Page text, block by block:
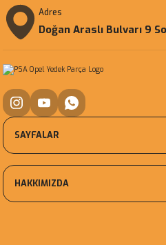
Adres
Doğan Araslı Bulvarı 9
SAYFALAR
HAKKIMIZDA